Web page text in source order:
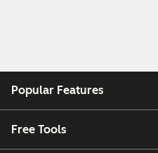
Popular Features
Free Tools